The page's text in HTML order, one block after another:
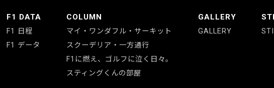
F1 DATA
F1 日程
F1 データ
COLUMN
マイ・ワンダフル・サーキット
スクーデリア・一方通行
F1に燃え、ゴルフに泣く日々。
スティングくんの部屋
GALLERY
GALLERY